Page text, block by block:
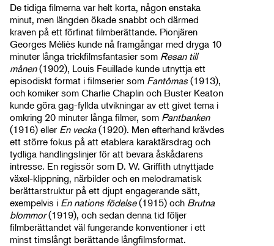
De tidiga filmerna var helt korta, någon enstaka
minut, men längden ökade snabbt och därmed
kraven på ett förfinat filmberättande. Pionjären
Georges Méliès kunde nå framgångar med dryga 10
minuter långa trickfilmsfantasier som Resan till
månen(1902), Louis Feuillade kunde utnyttja ett
episodiskt format i filmserier som Fantômas(1913),
och komiker som Charlie Chaplin och Buster Keaton
kunde göra gag-fyllda utvikningar av ett givet tema i
omkring 20 minuter långa filmer, som Pantbanken
(1916) eller En vecka(1920). Men efterhand krävdes
ett större fokus på att etablera karaktärsdrag och
tydliga handlingslinjer för att bevara åskådarens
intresse. En regissör som D. W. Griffith utnyttjade
växel-klippning, närbilder och en melodramatisk
berättarstruktur på ett djupt engagerande sätt,
exempelvis i En nations födelse(1915) och Brutna
blommor(1919), och sedan denna tid följer
filmberättandet väl fungerande konventioner i ett
minst timslångt berättande långfilmsformat.